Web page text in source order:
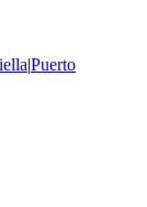
|Puerto